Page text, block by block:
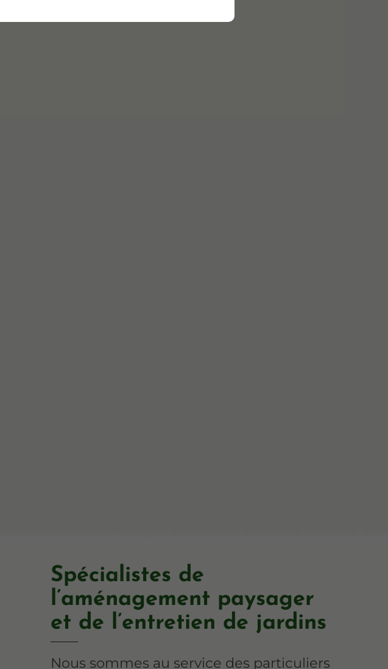
Spécialistes de
l’aménagement paysager
et de l’entretien de jardins
Nous sommes au service des particuliers